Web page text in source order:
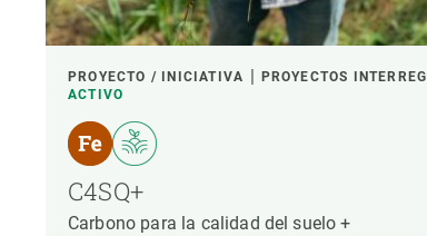
PROYECTO / INICIATIVA
PROYECTOS INTERREG
ACTIVO
C4SQ+
Carbono para la calidad del suelo +